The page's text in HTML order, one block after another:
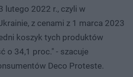
lutego 2022 r., czyli w
z cenami z 1 marca 2023
koszyk tych produktów
o 34,1 proc." - szacuje
Deco Proteste.